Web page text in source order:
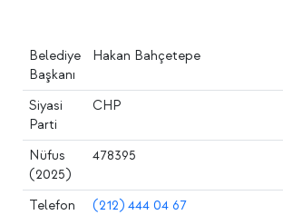
Belediye
Başkanı
Hakan Bahçetepe
Siyasi
Parti
CHP
Nüfus
(2025)
478395
Telefon
(212) 444 04 67